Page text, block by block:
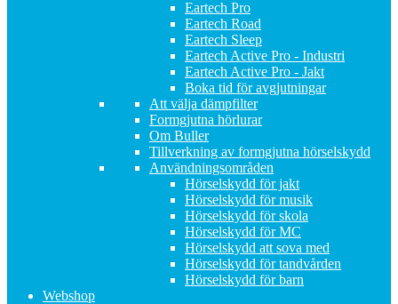
Eartech Pro
Eartech Road
Eartech Sleep
Eartech Active Pro - Industri
Eartech Active Pro - Jakt
Boka tid för avgjutningar
Att välja dämpfilter
Formgjutna hörlurar
Om Buller
Tillverkning av formgjutna hörselskydd
Användningsområden
Hörselskydd för jakt
Hörselskydd för musik
Hörselskydd för skola
Hörselskydd för MC
Hörselskydd att sova med
Hörselskydd för tandvården
Hörselskydd för barn
Webshop